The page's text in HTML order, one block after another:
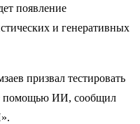
появление
и генеративных
призвал тестировать
помощью ИИ, сообщил